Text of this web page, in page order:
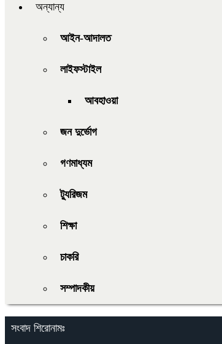
অন্যান্য
আইন-আদালত
লাইফস্টাইল
আবহাওয়া
জন দুর্ভোগ
গণমাধ্যম
ট্যুরিজম
শিক্ষা
চাকরি
সম্পাদকীয়
সংবাদ শিরোনামঃ